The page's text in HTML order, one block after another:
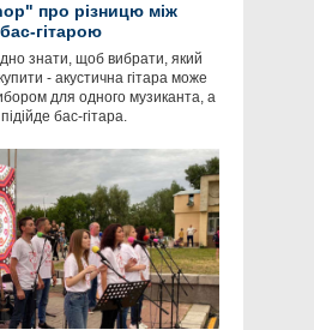
про різницю між
гітарою
знати, щоб вибрати, який
- акустична гітара може
для одного музиканта, а
бас-гітара.